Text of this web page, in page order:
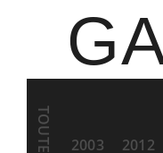
TOUTES 2003 2012